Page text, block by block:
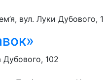
вул. Луки Дубового,
Дубового, 102